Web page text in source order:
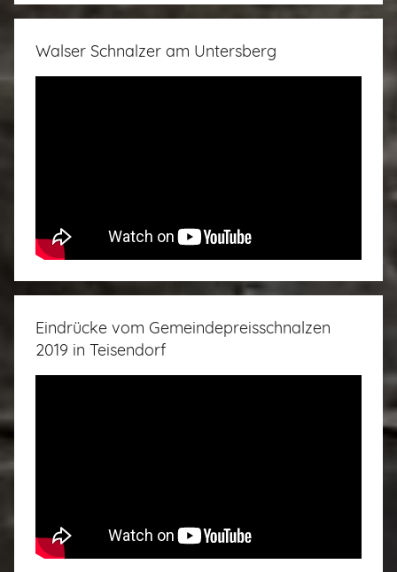
Walser Schnalzer am Untersberg
Eindrücke vom Gemeindepreisschnalzen
2019 in Teisendorf